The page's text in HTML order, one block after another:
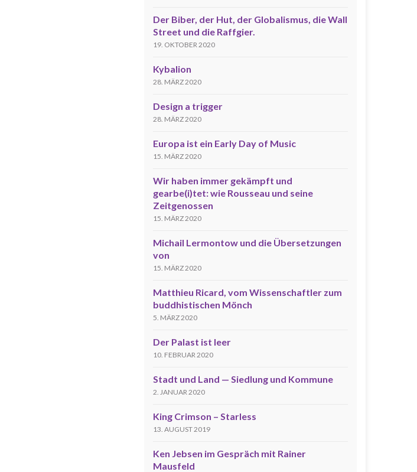
Der Biber, der Hut, der Globalismus, die Wall
Street und die Raffgier.
19. OKTOBER 2020
Kybalion
28. MÄRZ 2020
Design a trigger
28. MÄRZ 2020
Europa ist ein Early Day of Music
15. MÄRZ 2020
Wir haben immer gekämpft und
gearbe(i)tet: wie Rousseau und seine
Zeitgenossen
15. MÄRZ 2020
Michail Lermontow und die Übersetzungen
von
15. MÄRZ 2020
Matthieu Ricard, vom Wissenschaftler zum
buddhistischen Mönch
5. MÄRZ 2020
Der Palast ist leer
10. FEBRUAR 2020
Stadt und Land — Siedlung und Kommune
2. JANUAR 2020
King Crimson – Starless
13. AUGUST 2019
Ken Jebsen im Gespräch mit Rainer
Mausfeld